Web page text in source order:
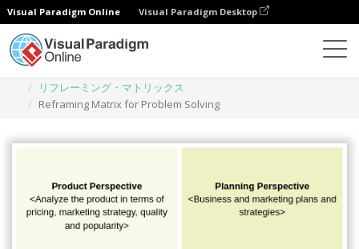
Visual Paradigm Online Visual Paradigm Desktop
リフレーミング・マトリックス
Reframing Matrix for Problem Solving